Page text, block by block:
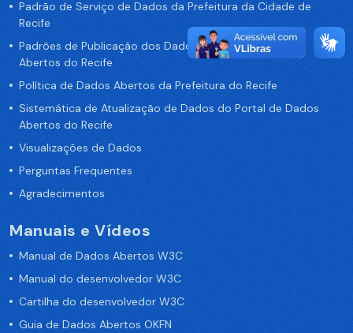
Padrão de Serviço de Dados da Prefeitura da Cidade de
Recife
Padrões de Publicação dos Dados no Portal de Dados
Abertos do Recife
Política de Dados Abertos da Prefeitura do Recife
Sistemática de Atualização de Dados do Portal de Dados
Abertos do Recife
Visualizações de Dados
Perguntas Frequentes
Agradecimentos
Manuais e Vídeos
Manual de Dados Abertos W3C
Manual do desenvolvedor W3C
Cartilha do desenvolvedor W3C
Guia de Dados Abertos OKFN